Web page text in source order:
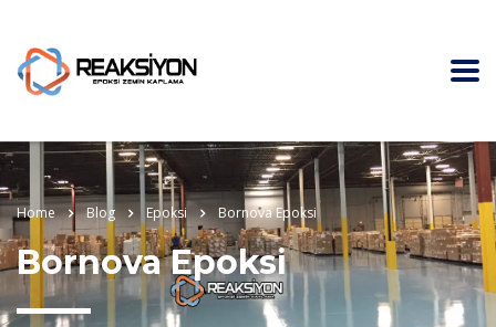
Home Blog Epoksi Bornova Epoksi
Bornova Epoksi